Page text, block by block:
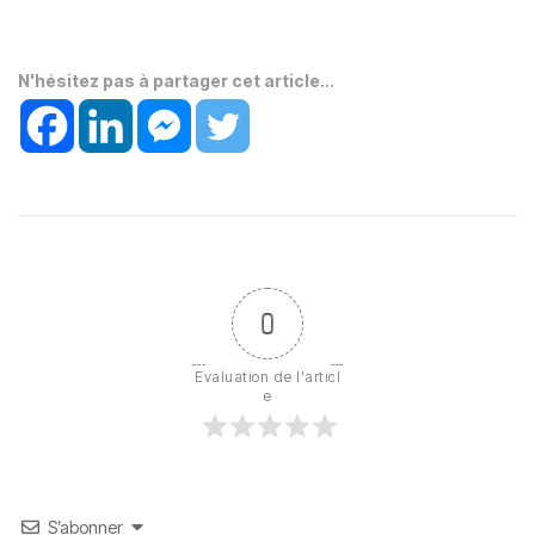
N'hésitez pas à partager cet article...
0
Evaluation de l'articl
e
S’abonner